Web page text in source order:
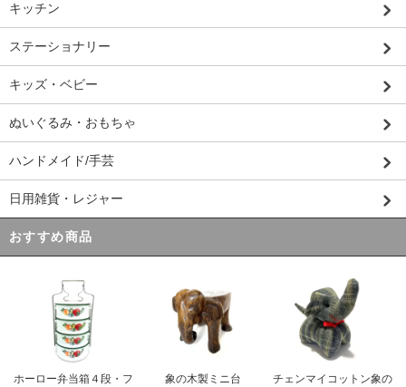
キッチン
ステーショナリー
キッズ・ベビー
ぬいぐるみ・おもちゃ
ハンドメイド/手芸
日用雑貨・レジャー
おすすめ商品
ホーロー弁当箱４段・フ
象の木製ミニ台
チェンマイコットン象の